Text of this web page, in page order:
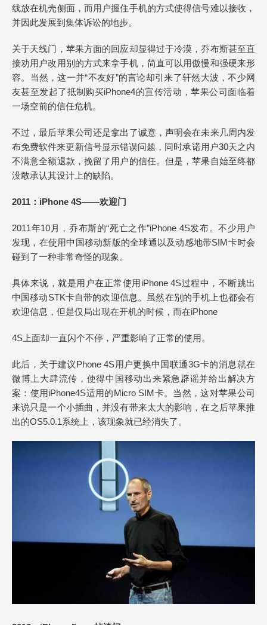
线放在机壳侧面，而用户握住手机的方式使得信号难以接收，
并因此发展到集体诉讼的地步。
关于天线门，苹果方面的回应却显得过于冷漠，乔布斯甚至直
接劝用户改用别的方式来拿手机，简直可以用傲慢和强硬来形
容。当然，这一并“不友好”的言论却引来了轩然大波，不少网
友甚至发起了抵制购买iPhone4的宣传活动，苹果公司面临着
一场空前的信任危机。
不过，最后苹果公司还是拿出了诚意，声明会在未来几周内发
布免费软件来更新信号显示错误问题，同时承诺用户30天之内
不满意全额退款，挽留了用户的信任。但是，苹果自始至终都
没敢承认其设计上的缺陷。
2011：iPhone 4S——欢迎门
2011年10月，乔布斯的“死亡之作”iPhone 4S发布。不少用户
发现，在使用中国移动新版的全球通以及动感地带SIM卡时会
碰到了一种非常奇怪的现象。
具体来说，就是用户在正常使用iPhone 4S过程中，不断跳出
中国移动STK卡自带的欢迎信息。虽然在别的手机上也都会有
欢迎信息，但是仅局出现在开机的时候，而在iPhone
4S上面却一直闪个不停，严重影响了正常的使用。
此后，关于建议Phone 4S用户更换中国联通3G卡的消息就在
微博上大肆流传，使得中国移动出来紧急辟谣并给出解决方
案：使用iPhone4S适用的Micro SIM卡。当然，这对苹果公司
来说只是一个小插曲，并没有带来太大的影响，在之后苹果推
出的OS5.0.1系统上，该现象就已经消失了。